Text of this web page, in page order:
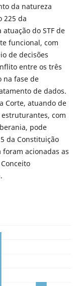
da natureza
225 da
do STF de
funcional, com
de decisões
entre os três
na fase de
de dados.
Corte, atuando de
com
pode
da Constituição
foram acionadas as